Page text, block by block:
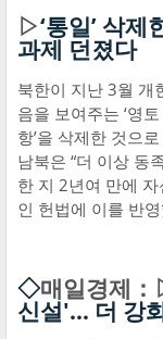
▷‘통일’ 삭제
과제 던졌다
북한이 지난 3월 개
음을 보여주는 ‘영
항’을 삭제한 것으
남북은 “더 이상 동
한 지 2년여 만에
인 헌법에 이를 반
◇매일경제
신설'… 더 강